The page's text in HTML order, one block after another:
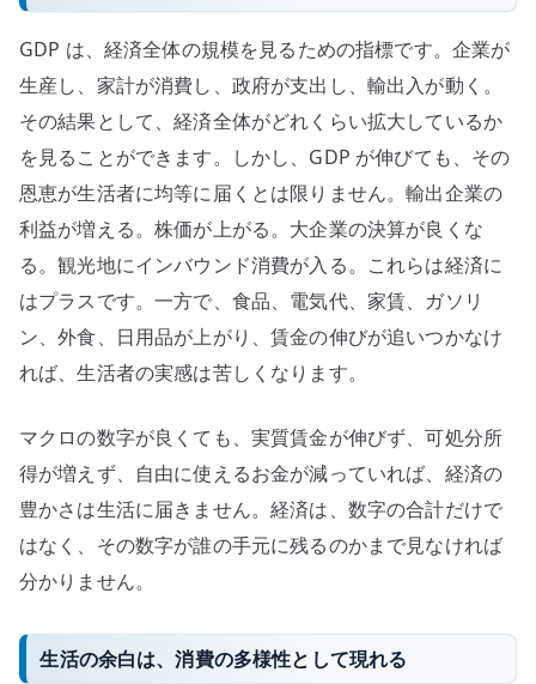
GDP は、経済全体の規模を見るための指標です。企業が
生産し、家計が消費し、政府が支出し、輸出入が動く。
その結果として、経済全体がどれくらい拡大しているか
を見ることができます。しかし、GDP が伸びても、その
恩恵が生活者に均等に届くとは限りません。輸出企業の
利益が増える。株価が上がる。大企業の決算が良くな
る。観光地にインバウンド消費が入る。これらは経済に
はプラスです。一方で、食品、電気代、家賃、ガソリ
ン、外食、日用品が上がり、賃金の伸びが追いつかなけ
れば、生活者の実感は苦しくなります。
マクロの数字が良くても、実質賃金が伸びず、可処分所
得が増えず、自由に使えるお金が減っていれば、経済の
豊かさは生活に届きません。経済は、数字の合計だけで
はなく、その数字が誰の手元に残るのかまで見なければ
分かりません。
生活の余白は、消費の多様性として現れる